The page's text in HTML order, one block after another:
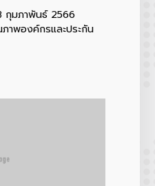
กุมภาพันธ์ 2566
พองค์กรและประกัน